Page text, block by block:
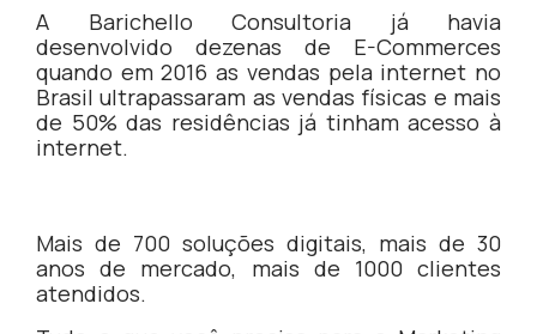
A Barichello Consultoria já havia
desenvolvido dezenas de E-Commerces
quando em 2016 as vendas pela internet no
Brasil ultrapassaram as vendas físicas e mais
de 50% das residências já tinham acesso à
internet.
Mais de 700 soluções digitais, mais de 30
anos de mercado, mais de 1000 clientes
atendidos.